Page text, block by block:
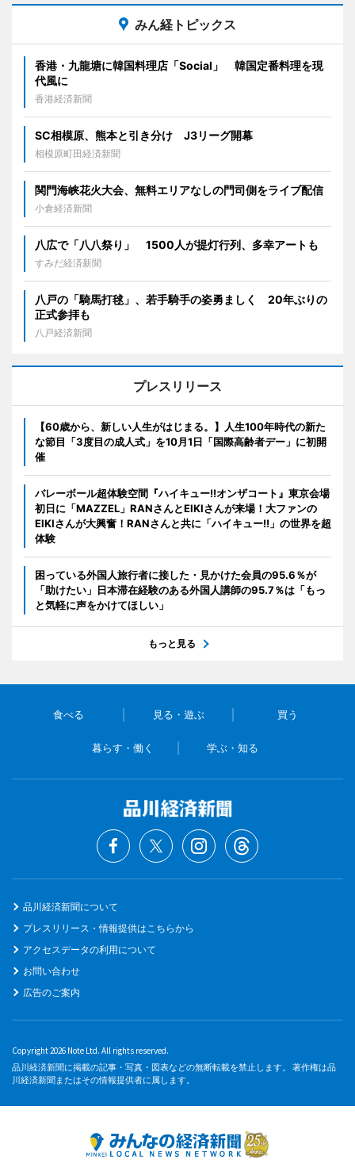
みん経トピックス
香港・九龍塘に韓国料理店「Social」 韓国定番料理を現
代風に
香港経済新聞
SC相模原、熊本と引き分け J3リーグ開幕
相模原町田経済新聞
関門海峡花火大会、無料エリアなしの門司側をライブ配信
小倉経済新聞
八広で「八八祭り」 1500人が提灯行列、多幸アートも
すみだ経済新聞
八戸の「騎馬打毬」、若手騎手の姿勇ましく 20年ぶりの
正式参拝も
八戸経済新聞
プレスリリース
【60歳から、新しい人生がはじまる。】人生100年時代の新た
な節目「3度目の成人式」を10月1日「国際高齢者デー」に初開
催
バレーボール超体験空間『ハイキュー!!オンザコート』東京会場
初日に「MAZZEL」RANさんとEIKIさんが来場！大ファンの
EIKIさんが大興奮！RANさんと共に「ハイキュー!!」の世界を超
体験
困っている外国人旅行者に接した・見かけた会員の95.6％が
「助けたい」日本滞在経験のある外国人講師の95.7％は「もっ
と気軽に声をかけてほしい」
もっと見る
食べる 見る・遊ぶ 買う
暮らす・働く 学ぶ・知る
品川経済新聞について
プレスリリース・情報提供はこちらから
アクセスデータの利用について
お問い合わせ
広告のご案内
Copyright 2026 Note Ltd. All rights reserved.
品川経済新聞に掲載の記事・写真・図表などの無断転載を禁止します。 著作権は品
川経済新聞またはその情報提供者に属します。